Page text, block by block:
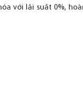
với lãi suất 0%,